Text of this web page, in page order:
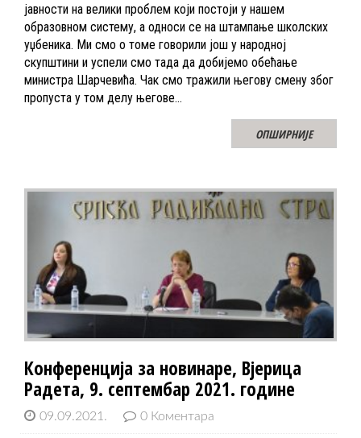
јавности на велики проблем који постоји у нашем
образовном систему, а односи се на штампање школских
уџбеника. Ми смо о томе говорили још у народној
скупштини и успели смо тада да добијемо обећање
министра Шарчевића. Чак смо тражили његову смену због
пропуста у том делу његове…
ОПШИРНИЈЕ
Конференција за новинаре, Вјерица
Радета, 9. септембар 2021. године
09.09.2021. 0 Коментара